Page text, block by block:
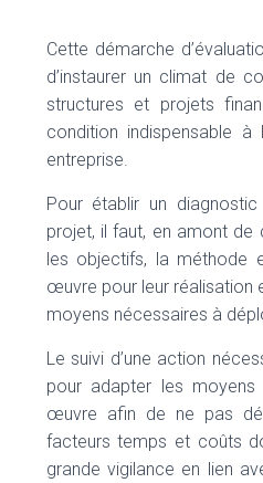
Cette démarche
d’instaurer un climat de
structures et projets
condition indispensable à
entreprise.
Pour établir un diagnostic
projet, il faut, en amont de
les objectifs, la méthode
œuvre pour leur réalisation
moyens nécessaires à
Le suivi d’une action
pour adapter les
œuvre afin de ne pas
facteurs temps et coûts
grande vigilance en lien